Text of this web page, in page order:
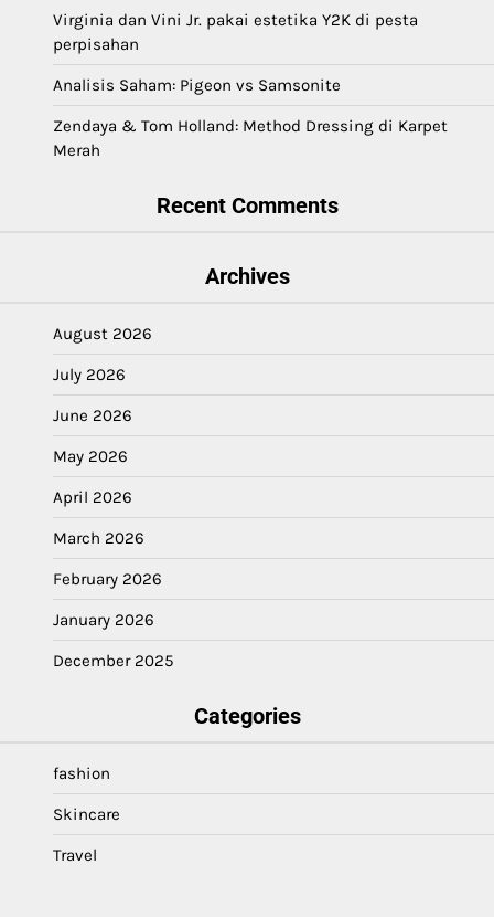
Virginia dan Vini Jr. pakai estetika Y2K di pesta
perpisahan
Analisis Saham: Pigeon vs Samsonite
Zendaya & Tom Holland: Method Dressing di Karpet
Merah
Recent Comments
Archives
August 2026
July 2026
June 2026
May 2026
April 2026
March 2026
February 2026
January 2026
December 2025
Categories
fashion
Skincare
Travel